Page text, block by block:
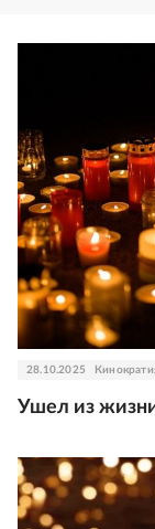
28.10.2025
Ушел из